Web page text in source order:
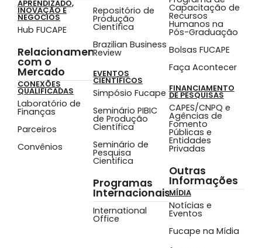
APRENDIZADO,
INOVAÇÃO E
NEGÓCIOS
Hub FUCAPE
Relacionamento
com o
Mercado
CONEXÕES
QUALIFICADAS
Laboratório de
Finanças
Parceiros
Convênios
Repositório de
Produção
Científica
Brazilian Business
Review
EVENTOS
CIENTÍFICOS
Simpósio Fucape
Seminário PIBIC
de Produção
Científica
Seminário de
Pesquisa
Cientifica
Programas
Internacionais
International
Office
Capacitação de
Recursos
Humanos na
Pós-Graduação
Bolsas FUCAPE
Faça Acontecer
FINANCIAMENTO
DE PESQUISAS
CAPES/CNPQ e
Agências de
Fomento
Públicas e
Entidades
Privadas
Outras
Informações
MÍDIA
Notícias e
Eventos
Fucape na Mídia